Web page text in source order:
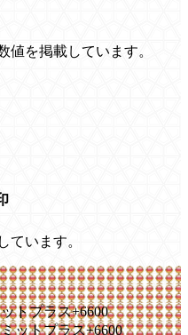
を掲載しています。
います。
トプラス+6600
ットプラス+6600